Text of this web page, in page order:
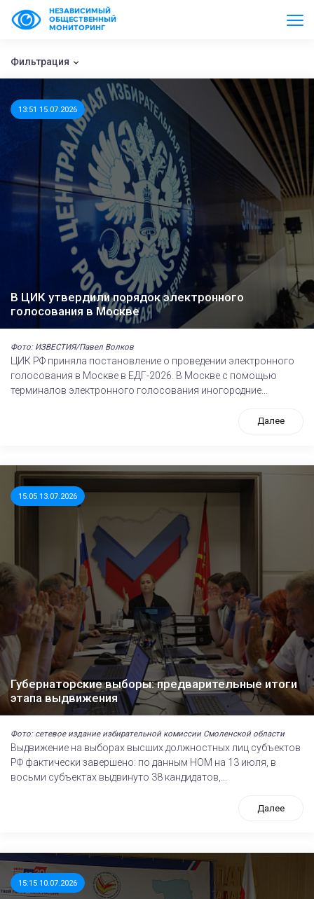
НЕЗАВИСИМЫЙ
ОБЩЕСТВЕННЫЙ
МОНИТОРИНГ
Фильтрация
13:51 15.07.2026
В ЦИК утвердили порядок электронного
голосования в Москве
Фото: ИЗВЕСТИЯ/Павел Волков
ЦИК РФ приняла постановление о проведении электронного
голосования в Москве в ЕДГ-2026. В Москве с помощью
терминалов электронного голосования иногородние...
Далее
15:05 13.07.2026
Губернаторские выборы: предварительные итоги
этапа выдвижения
Фото: сетевое издание избирательной комиссии Смоленской области
Выдвижение на выборах высших должностных лиц субъектов
РФ фактически завершено: по данным НОМ на 13 июля, в
восьми субъектах выдвинуто 38 кандидатов,...
Далее
15:15 10.07.2026